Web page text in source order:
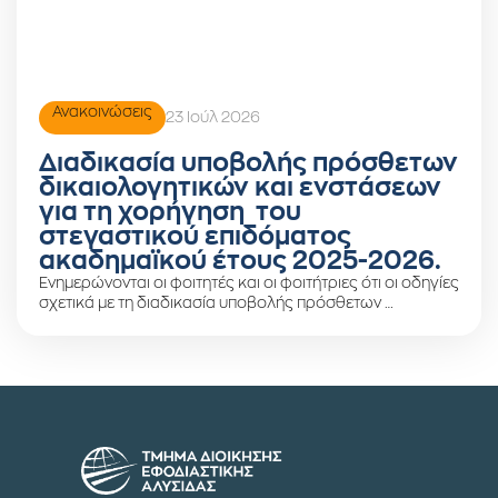
Ανακοινώσεις 23 Ιούλ 2026
Διαδικασία υποβολής πρόσθετων
δικαιολογητικών και ενστάσεων
για τη χορήγηση του
στεγαστικού επιδόματος
ακαδημαϊκού έτους 2025-2026.
Ενημερώνονται οι φοιτητές και οι φοιτήτριες ότι οι οδηγίες
σχετικά με τη διαδικασία υποβολής πρόσθετων …